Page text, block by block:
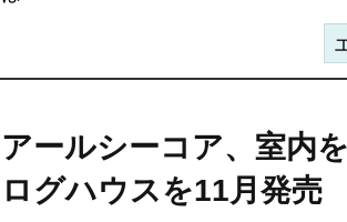
アールシーコア、室内
ログハウスを11月発売